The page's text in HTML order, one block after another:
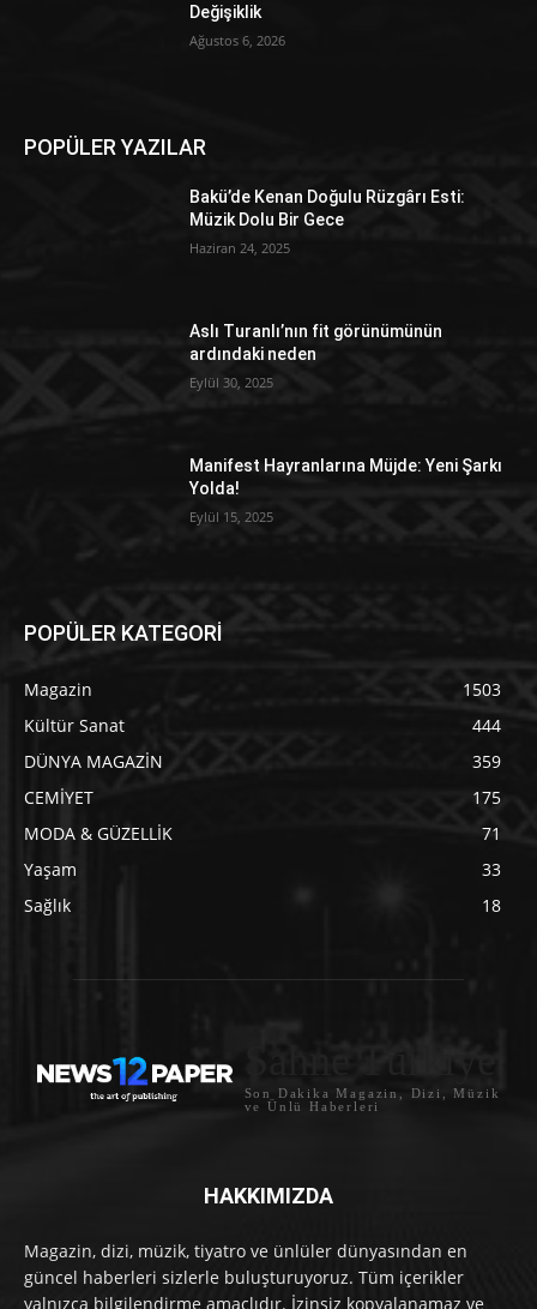
Değişiklik
Ağustos 6, 2026
POPÜLER YAZILAR
Bakü’de Kenan Doğulu Rüzgârı Esti:
Müzik Dolu Bir Gece
Haziran 24, 2025
Aslı Turanlı’nın fit görünümünün
ardındaki neden
Eylül 30, 2025
Manifest Hayranlarına Müjde: Yeni Şarkı
Yolda!
Eylül 15, 2025
POPÜLER KATEGORİ
Magazin
1503
Kültür Sanat
444
DÜNYA MAGAZİN
359
CEMİYET
175
MODA & GÜZELLİK
71
Yaşam
33
Sağlık
18
Sahne Türkiye
Son Dakika Magazin, Dizi, Müzik
ve Ünlü Haberleri
HAKKIMIZDA
Magazin, dizi, müzik, tiyatro ve ünlüler dünyasından en
güncel haberleri sizlerle buluşturuyoruz. Tüm içerikler
yalnızca bilgilendirme amaçlıdır. İzinsiz kopyalanamaz ve